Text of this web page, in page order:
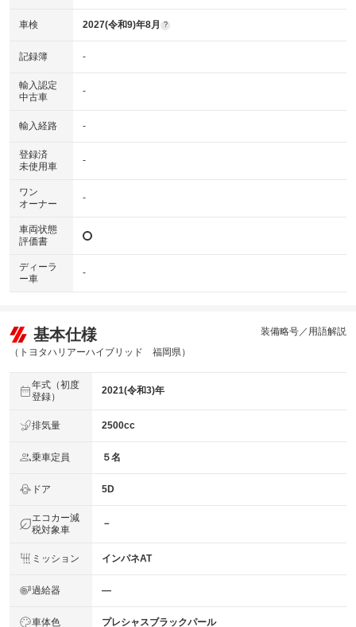
車検 2027(令和9)年8月 ?
記録簿 -
輸入認定
中古車
-
輸入経路 -
登録済
未使用車
-
ワン
オーナー
-
車両状態
評価書
ディーラ
ー車
-
基本仕様
（トヨタハリアーハイブリッド 福岡県）
装備略号／用語解説
年式（初度
登録）
2021(令和3)年
排気量 2500cc
乗車定員 ５名
ドア 5D
エコカー減
税対象車
－
ミッション インパネAT
過給器 ―
車体色 プレシャスブラックパール